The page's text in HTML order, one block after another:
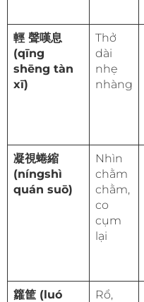
輕 聲嘆息
(qīng
shēng tàn
xī)
Thở
dài
nhẹ
nhàng
凝視蜷縮
(níngshì
quán suō)
Nhìn
chằm
chằm,
co
cụm
lại
籮筐 (luó
Rổ,